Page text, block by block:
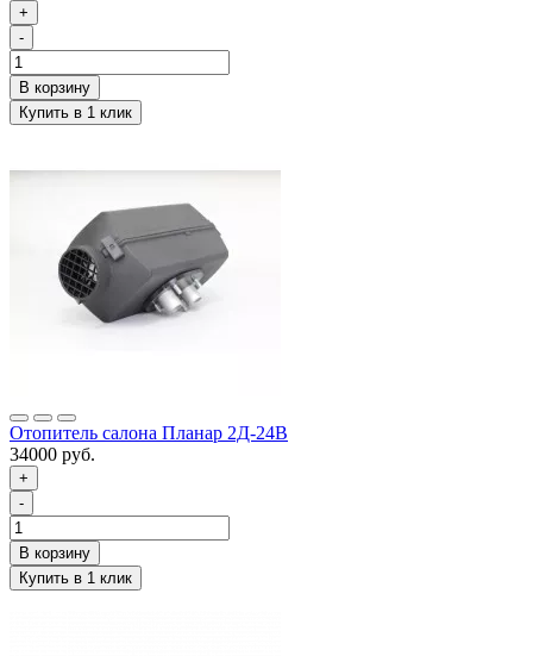
+
-
Отопитель салона Планар 2Д-24В
34000 руб.
+
-